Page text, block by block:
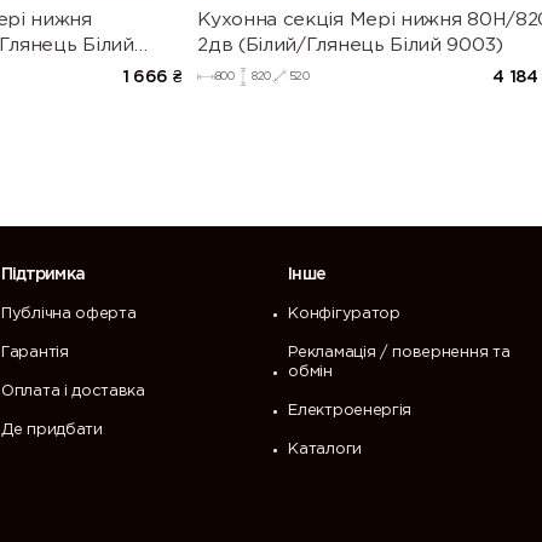
нижня
Білий
1 666 ₴
Кухонна секція Мері нижня 80Н/
2дв (Білий/Глянець Білий 9003)
800 820 520 4 184
Підтримка
Публічна оферта
Гарантія
Оплата і доставка
Де придбати
Інше
Конфігуратор
Рекламація / повернення та
обмін
Електроенергія
Каталоги